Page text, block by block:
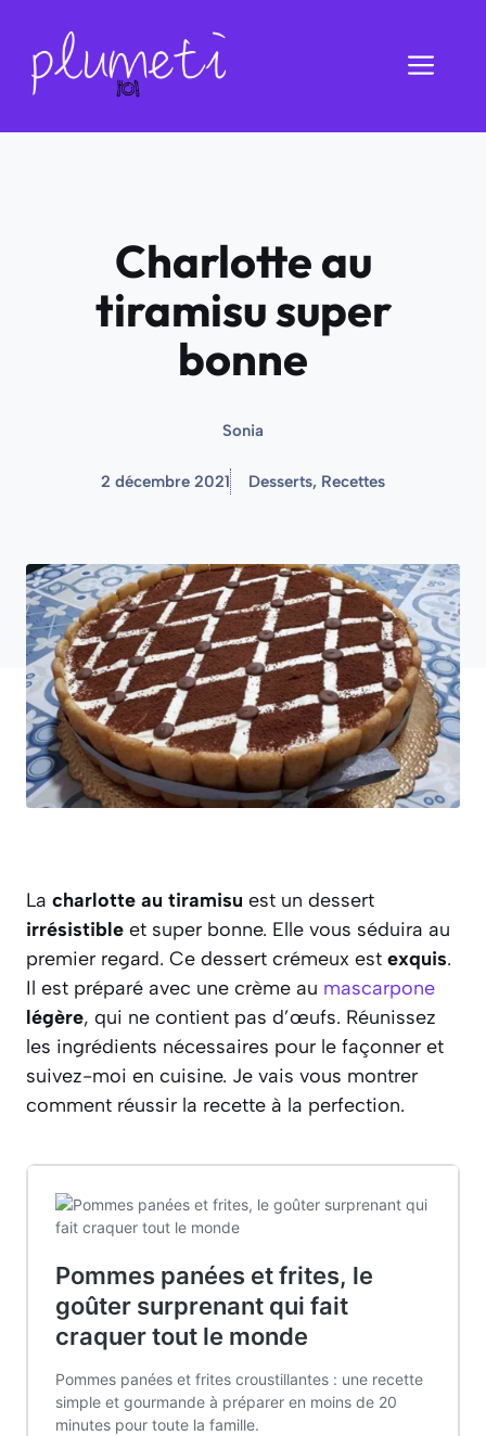
contenu
Charlotte au
tiramisu super
bonne
Sonia
2 décembre 2021 Desserts, Recettes
La charlotte au tiramisu est un dessert
irrésistible et super bonne. Elle vous séduira au
premier regard. Ce dessert crémeux est exquis.
Il est préparé avec une crème au mascarpone
légère, qui ne contient pas d’œufs. Réunissez
les ingrédients nécessaires pour le façonner et
suivez-moi en cuisine. Je vais vous montrer
comment réussir la recette à la perfection.